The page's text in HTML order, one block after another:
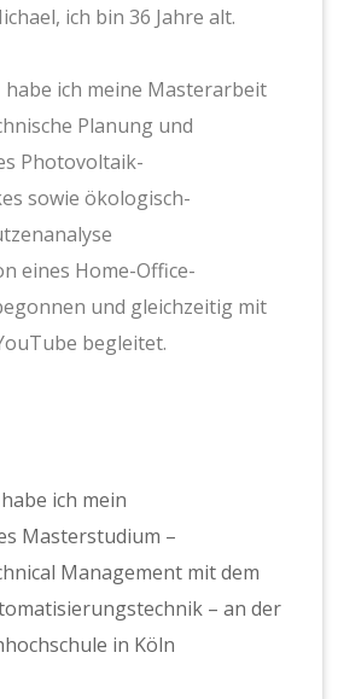
ich bin 36 Jahre alt.
habe ich meine Masterarbeit
Planung und
Photovoltaik-
sowie ökologisch-
eines Home-Office-
und gleichzeitig mit
begleitet.
ich mein
Masterstudium –
Management mit dem
– an der
in Köln